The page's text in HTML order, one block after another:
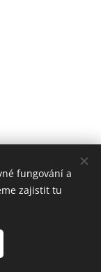
97.
fungování a
zajistit tu